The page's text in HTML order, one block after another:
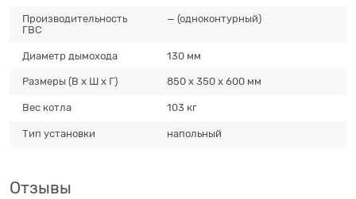
Производительность
ГВС
— (одноконтурный)
Диаметр дымохода 130 мм
Размеры (В х Ш х Г) 850 х 350 х 600 мм
Вес котла 103 кг
Тип установки напольный
Отзывы